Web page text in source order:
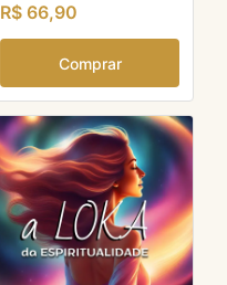
R$ 66,90
Comprar